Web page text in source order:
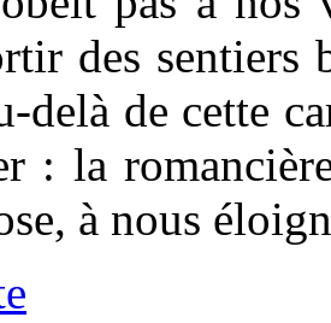
des sentiers
delà de cette
: la
à nous